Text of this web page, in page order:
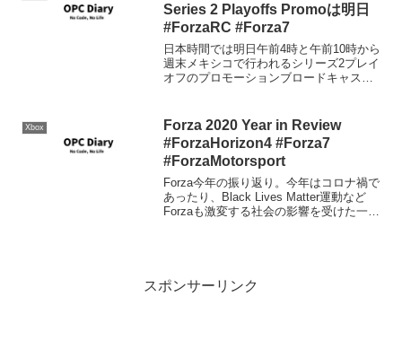
Series 2 Playoffs Promoは明日
#ForzaRC #Forza7
日本時間では明日午前4時と午前10時から
週末メキシコで行われるシリーズ2プレイ
オフのプロモーションブロードキャスト
りお願いします。
Xbox
Forza 2020 Year in Review
#ForzaHorizon4 #Forza7
#ForzaMotorsport
Forza今年の振り返り。今年はコロナ禍で
あったり、Black Lives Matter運動など
Forzaも激変する社会の影響を受けた一年
スポンサーリンク